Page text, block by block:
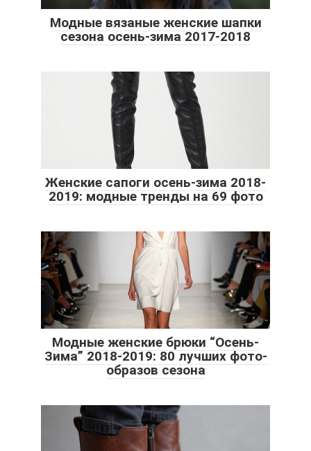
Модные вязаные женские шапки
сезона осень-зима 2017-2018
Женские сапоги осень-зима 2018-
2019: модные тренды на 69 фото
Модные женские брюки “Осень-
Зима” 2018-2019: 80 лучших фото-
образов сезона